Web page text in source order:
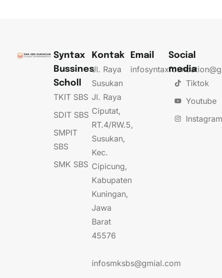
Syntax
Bussines
Scholl
TKIT SBS
SDIT SBS
SMPIT
SBS
SMK SBS
Kontak
Jl. Raya
Susukan
Jl. Raya
Ciputat,
RT.4/RW.5,
Susukan,
Kec.
Cipicung,
Kabupaten
Kuningan,
Jawa
Barat
45576
infosmksbs@gmial.com
Email
Social
media
Tiktok
Youtube
Instagram